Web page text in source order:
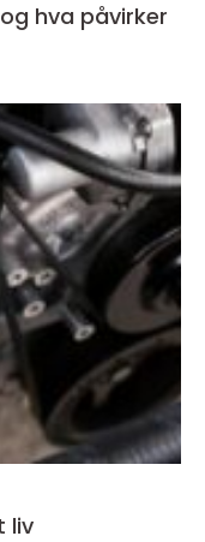
hva påvirker
liv